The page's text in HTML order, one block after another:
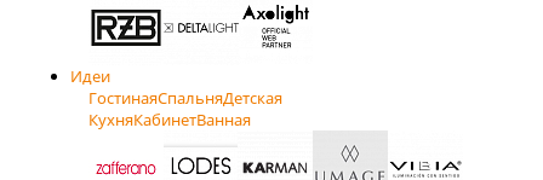
Идеи
ГостинаяСпальняДетская
КухняКабинетВанная